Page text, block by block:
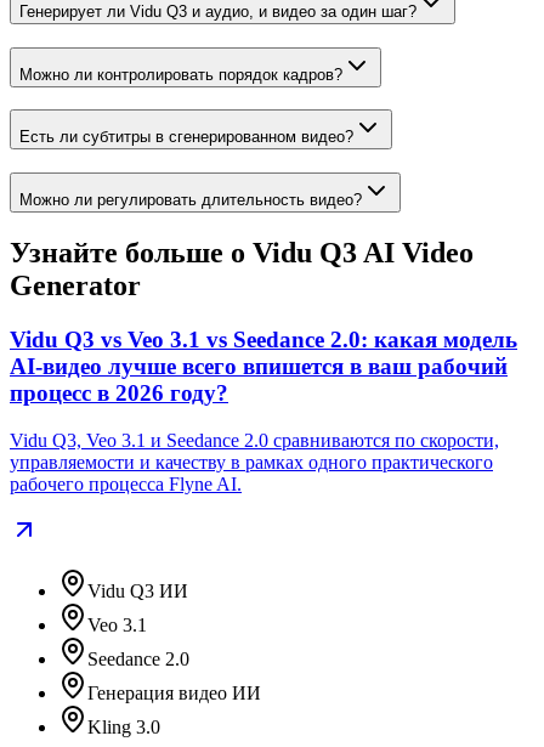
Генерирует ли Vidu Q3 и аудио, и видео за один шаг?
Можно ли контролировать порядок кадров?
Есть ли субтитры в сгенерированном видео?
Можно ли регулировать длительность видео?
Узнайте больше о Vidu Q3 AI Video
Generator
Vidu Q3 vs Veo 3.1 vs Seedance 2.0: какая модель
AI‑видео лучше всего впишется в ваш рабочий
процесс в 2026 году?
Vidu Q3, Veo 3.1 и Seedance 2.0 сравниваются по скорости,
управляемости и качеству в рамках одного практического
рабочего процесса Flyne AI.
Vidu Q3 ИИ
Veo 3.1
Seedance 2.0
Генерация видео ИИ
Kling 3.0